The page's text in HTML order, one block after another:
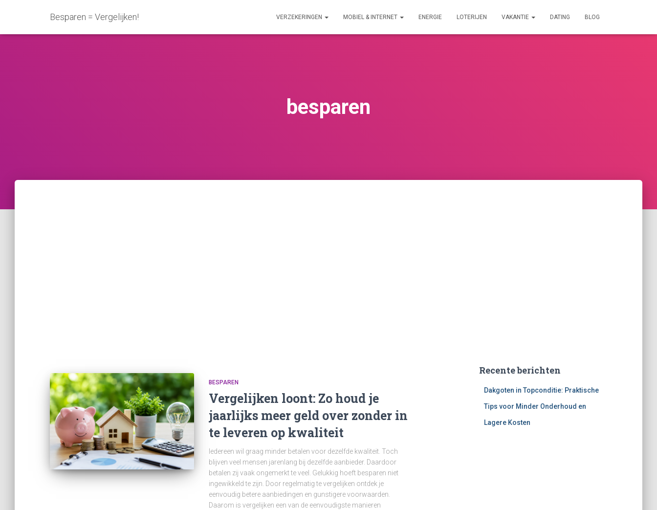
Besparen = Vergelijken! VERZEKERINGEN MOBIEL & INTERNET ENERGIE LOTERIJEN VAKANTIE DATING BLOG
besparen
BESPAREN
Vergelijken loont: Zo houd je
jaarlijks meer geld over zonder in
te leveren op kwaliteit
Iedereen wil graag minder betalen voor dezelfde kwaliteit. Toch
blijven veel mensen jarenlang bij dezelfde aanbieder. Daardoor
betalen zij vaak ongemerkt te veel. Gelukkig hoeft besparen niet
ingewikkeld te zijn. Door regelmatig te vergelijken ontdek je
eenvoudig betere aanbiedingen en gunstigere voorwaarden.
Daarom is vergelijken een van de eenvoudigste manieren
Recente berichten
Dakgoten in Topconditie: Praktische
Tips voor Minder Onderhoud en
Lagere Kosten